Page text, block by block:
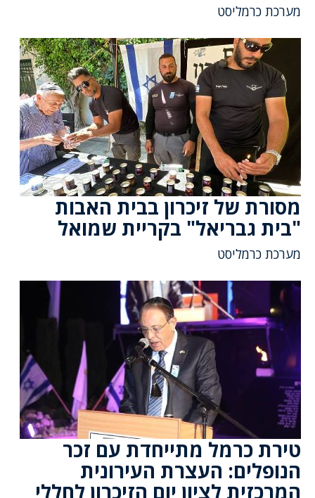
מערכת כרמליסט
מסורת של זיכרון בבית האבות
"בית גבריאל" בקריית שמואל
מערכת כרמליסט
טירת כרמל מתייחדת עם זכר
הנופלים: העצרת העירונית
המרכזית לציון יום הזיכרון לחללי